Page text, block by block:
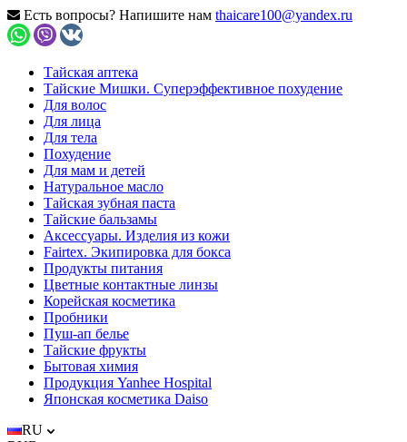
Есть вопросы? Напишите нам thaicare100@yandex.ru
Тайская аптека
Тайские Мишки. Суперэффективное похудение
Для волос
Для лица
Для тела
Похудение
Для мам и детей
Натуральное масло
Тайская зубная паста
Тайские бальзамы
Аксессуары. Изделия из кожи
Fairtex. Экипировка для бокса
Продукты питания
Цветные контактные линзы
Корейская косметика
Пробники
Пуш-ап белье
Тайские фрукты
Бытовая химия
Продукция Yanhee Hospital
Японская косметика Daiso
RU